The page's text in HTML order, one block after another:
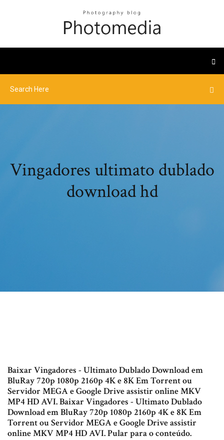
Vingadores ultimato dublado
download hd
Baixar Vingadores - Ultimato Dublado Download em
BluRay 720p 1080p 2160p 4K e 8K Em Torrent ou
Servidor MEGA e Google Drive assistir online MKV
MP4 HD AVI. Baixar Vingadores - Ultimato Dublado
Download em BluRay 720p 1080p 2160p 4K e 8K Em
Torrent ou Servidor MEGA e Google Drive assistir
online MKV MP4 HD AVI. Pular para o conteúdo.